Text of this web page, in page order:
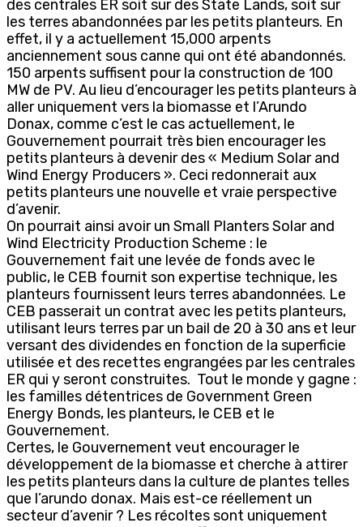
des centrales ER soit sur des State Lands, soit sur
les terres abandonnées par les petits planteurs. En
effet, il y a actuellement 15,000 arpents
anciennement sous canne qui ont été abandonnés.
150 arpents suffisent pour la construction de 100
MW de PV. Au lieu d’encourager les petits planteurs à
aller uniquement vers la biomasse et l’Arundo
Donax, comme c’est le cas actuellement, le
Gouvernement pourrait très bien encourager les
petits planteurs à devenir des « Medium Solar and
Wind Energy Producers ». Ceci redonnerait aux
petits planteurs une nouvelle et vraie perspective
d’avenir.
On pourrait ainsi avoir un Small Planters Solar and
Wind Electricity Production Scheme : le
Gouvernement fait une levée de fonds avec le
public, le CEB fournit son expertise technique, les
planteurs fournissent leurs terres abandonnées. Le
CEB passerait un contrat avec les petits planteurs,
utilisant leurs terres par un bail de 20 à 30 ans et leur
versant des dividendes en fonction de la superficie
utilisée et des recettes engrangées par les centrales
ER qui y seront construites. Tout le monde y gagne :
les familles détentrices de Government Green
Energy Bonds, les planteurs, le CEB et le
Gouvernement.
Certes, le Gouvernement veut encourager le
développement de la biomasse et cherche à attirer
les petits planteurs dans la culture de plantes telles
que l’arundo donax. Mais est-ce réellement un
secteur d’avenir ? Les récoltes sont uniquement